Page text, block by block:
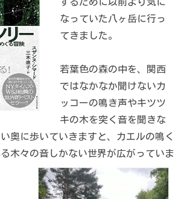
なっていた八ヶ岳に行っ
てきました。
若葉色の森の中を、関西
ではなかなか聞けないカ
ッコーの鳴き声やキツツ
キの木を突く音を聞きな
奥に歩いていきますと、カエルの鳴く
木々の音しかない世界が広がっていま